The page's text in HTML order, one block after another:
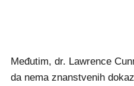
Međutim, dr. Lawrence
da nema znanstvenih